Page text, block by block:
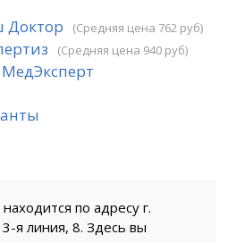
Доктор (Средняя цена 762 руб)
(Средняя цена 940 руб)
по адресу г.
я линия, 8. Здесь вы